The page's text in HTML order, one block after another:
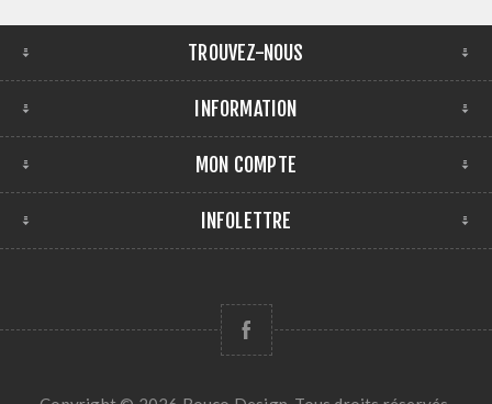
TROUVEZ-NOUS
INFORMATION
MON COMPTE
INFOLETTRE